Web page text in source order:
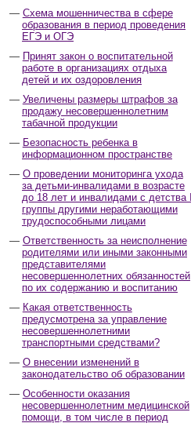
Схема мошенничества в сфере
образования в период проведения
ЕГЭ и ОГЭ
Принят закон о воспитательной
работе в организациях отдыха
детей и их оздоровления
Увеличены размеры штрафов за
продажу несовершеннолетним
табачной продукции
Безопасность ребенка в
информационном пространстве
О проведении мониторинга ухода
за детьми-инвалидами в возрасте
до 18 лет и инвалидами с детства I
группы другими неработающими
трудоспособными лицами
Ответственность за неисполнение
родителями или иными законными
представителями
несовершеннолетних обязанностей
по их содержанию и воспитанию
Какая ответственность
предусмотрена за управление
несовершеннолетними
транспортными средствами?
О внесении изменений в
законодательство об образовании
Особенности оказания
несовершеннолетним медицинской
помощи, в том числе в период